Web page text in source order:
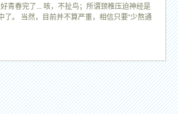
青春完了... 咳，不扯鸟；所谓颈椎压迫神经是
。 当然，目前并不算严重，相信只要“少熬通